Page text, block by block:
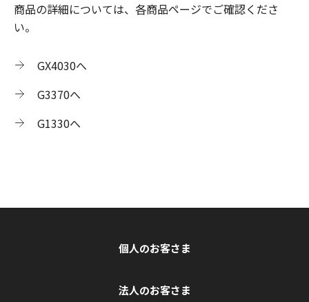
商品の詳細については、各商品ページでご確認くださ
い。
GX4030へ
G3370へ
G1330へ
個人のお客さま
法人のお客さま